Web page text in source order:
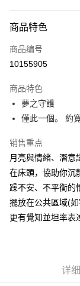
信用卡一次付款
超商取货付款
Apple Pay
街口支付
悠遊付
ATM付款
全家取貨付款
每笔NT$80，满
商品特色
商品编号
10155905
商品特色
夢之守護
僅此一個。 約
销售重点
月亮與情緒、潛意
在床頭，協助你沉
躁不安、不平衡的
擺放在公共區域(
更有覺知並坦率表
详